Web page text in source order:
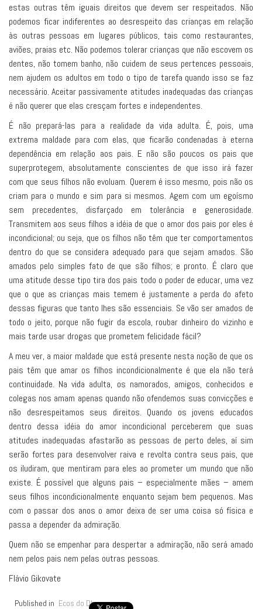
estas outras têm iguais direitos que devem ser respeitados. Não
podemos ficar indiferentes ao desrespeito das crianças em relação
às outras pessoas em lugares públicos, tais como restaurantes,
aviões, praias etc. Não podemos tolerar crianças que não escovem os
dentes, não tomem banho, não cuidem de seus pertences pessoais,
nem ajudem os adultos em todo o tipo de tarefa quando isso se faz
necessário. Aceitar passivamente atitudes inadequadas das crianças
é não querer que elas cresçam fortes e independentes.
É não prepará-las para a realidade da vida adulta. É, pois, uma
extrema maldade para com elas, que ficarão condenadas à eterna
dependência em relação aos pais. E não são poucos os pais que
superprotegem, absolutamente conscientes de que isso irá fazer
com que seus filhos não evoluam. Querem é isso mesmo, pois não os
criam para o mundo e sim para si mesmos. Agem com um egoísmo
sem precedentes, disfarçado em tolerância e generosidade.
Transmitem aos seus filhos a idéia de que o amor dos pais por eles é
incondicional; ou seja, que os filhos não têm que ter comportamentos
dentro do que se considera adequado para que sejam amados. São
amados pelo simples fato de que são filhos; e pronto. É claro que
uma atitude desse tipo tira dos pais todo o poder de educar, uma vez
que o que as crianças mais temem é justamente a perda do afeto
dessas figuras que tanto lhes são essenciais. Se vão ser amados de
todo o jeito, porque não fugir da escola, roubar dinheiro do vizinho e
mais tarde usar drogas que prometem felicidade fácil?
A meu ver, a maior maldade que está presente nesta noção de que os
pais têm que amar os filhos incondicionalmente é que ela não terá
continuidade. Na vida adulta, os namorados, amigos, conhecidos e
colegas nos amam apenas quando não ofendemos suas convicções e
não desrespeitamos seus direitos. Quando os jovens educados
dentro dessa idéia do amor incondicional perceberem que suas
atitudes inadequadas afastarão as pessoas de perto deles, aí sim
serão fortes para desenvolver raiva e revolta contra seus pais, que
os iludiram, que mentiram para eles ao prometer um mundo que não
existe. É possível que alguns pais – especialmente mães – amem
seus filhos incondicionalmente enquanto sejam bem pequenos. Mas
com o passar dos anos o amor deixa de ser uma coisa só física e
passa a depender da admiração.
Quem não se empenhar para despertar a admiração, não será amado
nem pelos pais nem pelas outras pessoas.
Flávio Gikovate
Published in Ecos do Dharma